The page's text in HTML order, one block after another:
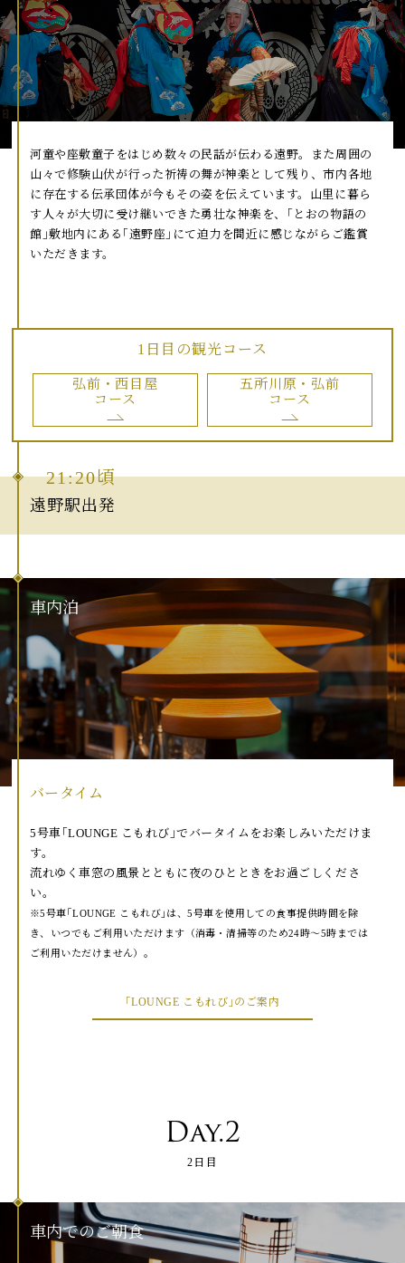
河童や座敷童子をはじめ数々の民話が伝わる遠野。また周囲の
山々で修験山伏が行った祈祷の舞が神楽として残り、市内各地
に存在する伝承団体が今もその姿を伝えています。山里に暮ら
す人々が大切に受け継いできた勇壮な神楽を、｢とおの物語の
館｣敷地内にある｢遠野座｣にて迫力を間近に感じながらご鑑賞
いただきます。
1日目の観光コース
弘前・西目屋
コース
五所川原・弘前
コース
21:20頃
遠野駅出発
車内泊
バータイム
5号車｢LOUNGE こもれび｣でバータイムをお楽しみいただけま
す。
流れゆく車窓の風景とともに夜のひとときをお過ごしくださ
い。
5号車｢LOUNGE こもれび｣は、5号車を使用しての食事提供時間を除
き、いつでもご利用いただけます（消毒・清掃等のため24時～5時までは
ご利用いただけません）。
｢LOUNGE こもれび｣のご案内
Day.2
2日目
車内でのご朝食